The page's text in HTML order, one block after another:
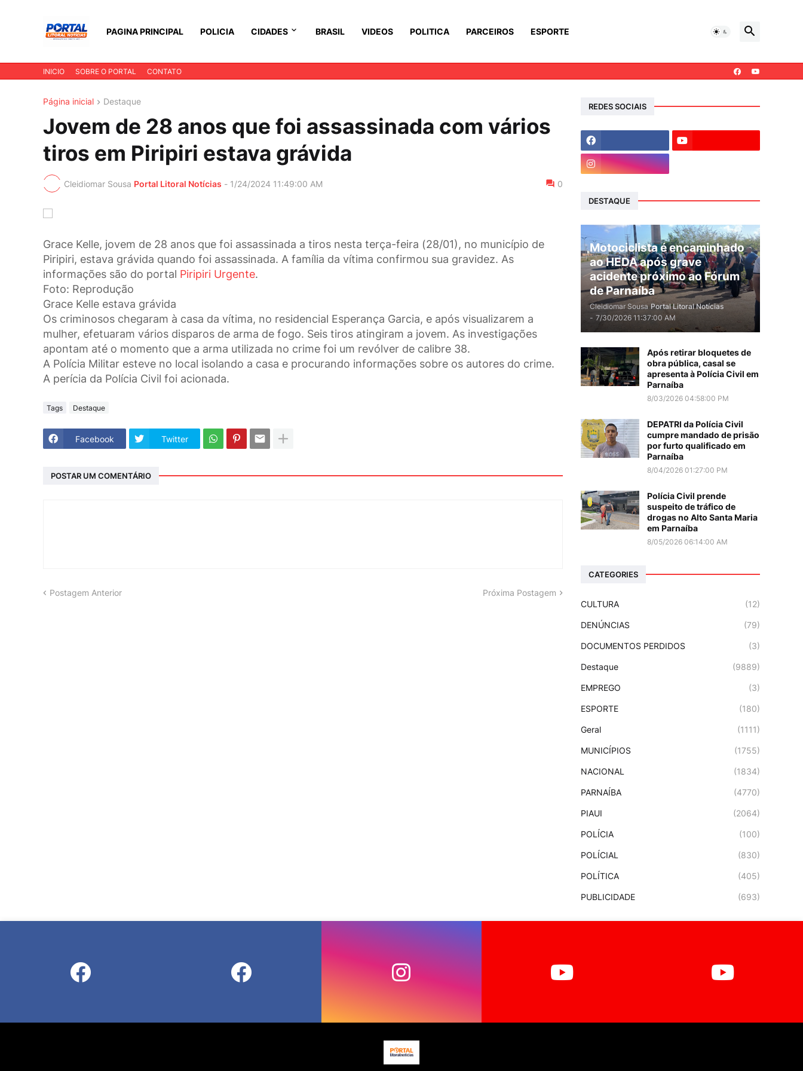
PAGINA PRINCIPAL POLICIA CIDADES BRASIL VIDEOS POLITICA PARCEIROS ESPORTE
INICIO SOBRE O PORTAL CONTATO
Página inicial Destaque
Jovem de 28 anos que foi assassinada com vários
tiros em Piripiri estava grávida
Cleidiomar Sousa Portal Litoral Notícias - 1/24/2024 11:49:00 AM 0
Grace Kelle, jovem de 28 anos que foi assassinada a tiros nesta terça-feira (28/01), no município de
Piripiri, estava grávida quando foi assassinada. A família da vítima confirmou sua gravidez. As
informações são do portal Piripiri Urgente.
Foto: Reprodução
Grace Kelle estava grávida
Os criminosos chegaram à casa da vítima, no residencial Esperança Garcia, e após visualizarem a
mulher, efetuaram vários disparos de arma de fogo. Seis tiros atingiram a jovem. As investigações
apontam até o momento que a arma utilizada no crime foi um revólver de calibre 38.
A Polícia Militar esteve no local isolando a casa e procurando informações sobre os autores do crime.
A perícia da Polícia Civil foi acionada.
Tags Destaque
Facebook Twitter
POSTAR UM COMENTÁRIO
Postagem Anterior Próxima Postagem
REDES SOCIAIS
DESTAQUE
Motociclista é encaminhado
ao HEDA após grave
acidente próximo ao Fórum
de Parnaíba
Cleidiomar Sousa Portal Litoral Notícias
- 7/30/2026 11:37:00 AM
Após retirar bloquetes de
obra pública, casal se
apresenta à Polícia Civil em
Parnaíba
8/03/2026 04:58:00 PM
DEPATRI da Polícia Civil
cumpre mandado de prisão
por furto qualificado em
Parnaíba
8/04/2026 01:27:00 PM
Polícia Civil prende
suspeito de tráfico de
drogas no Alto Santa Maria
em Parnaíba
8/05/2026 06:14:00 AM
CATEGORIES
CULTURA (12)
DENÚNCIAS (79)
DOCUMENTOS PERDIDOS (3)
Destaque (9889)
EMPREGO (3)
ESPORTE (180)
Geral (1111)
MUNICÍPIOS (1755)
NACIONAL (1834)
PARNAÍBA (4770)
PIAUI (2064)
POLÍCIA (100)
POLÍCIAL (830)
POLÍTICA (405)
PUBLICIDADE (693)